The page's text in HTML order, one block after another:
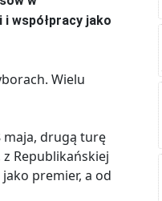
współpracy jako
Wielu
maja, drugą turę
Republikańskiej
premier, a od